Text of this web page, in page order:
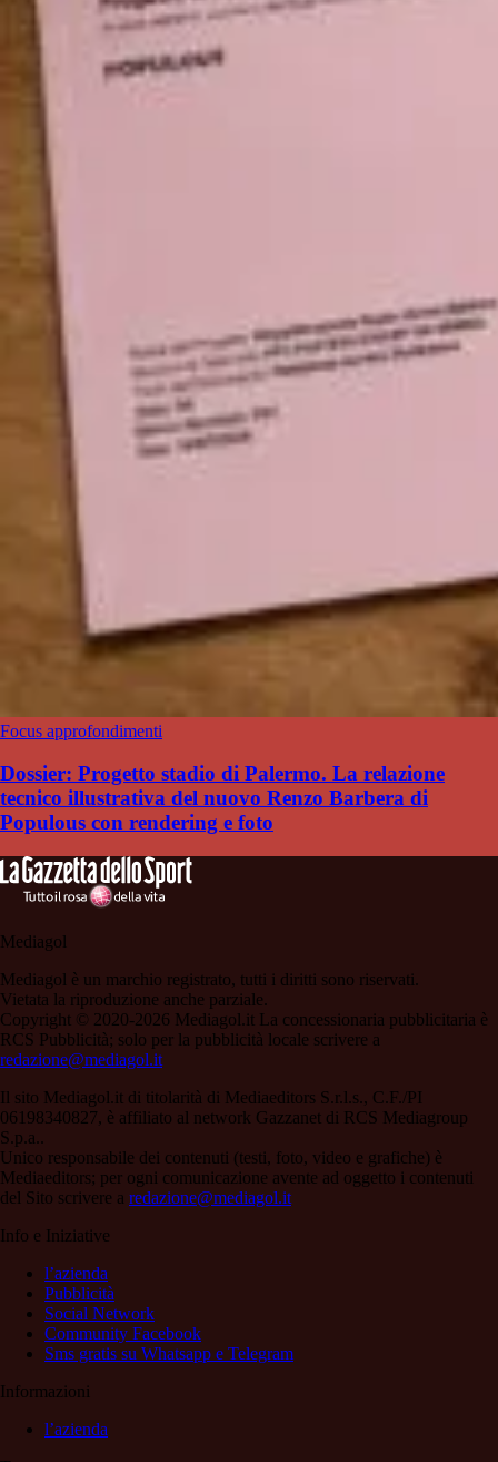
Focus approfondimenti
Dossier: Progetto stadio di Palermo. La relazione
tecnico illustrativa del nuovo Renzo Barbera di
Populous con rendering e foto
Mediagol
Mediagol è un marchio registrato, tutti i diritti sono riservati.
Vietata la riproduzione anche parziale.
Copyright © 2020-2026 Mediagol.it La concessionaria pubblicitaria è
RCS Pubblicità; solo per la pubblicità locale scrivere a
redazione@mediagol.it
Il sito Mediagol.it di titolarità di Mediaeditors S.r.l.s., C.F./PI
06198340827, è affiliato al network Gazzanet di RCS Mediagroup
S.p.a..
Unico responsabile dei contenuti (testi, foto, video e grafiche) è
Mediaeditors; per ogni comunicazione avente ad oggetto i contenuti
del Sito scrivere a redazione@mediagol.it
Info e Iniziative
l’azienda
Pubblicità
Social Network
Community Facebook
Sms gratis su Whatsapp e Telegram
Informazioni
l’azienda